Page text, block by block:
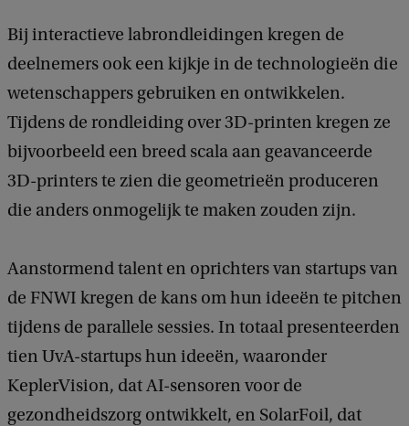
Bij interactieve labrondleidingen kregen de
deelnemers ook een kijkje in de technologieën die
wetenschappers gebruiken en ontwikkelen.
Tijdens de rondleiding over 3D-printen kregen ze
bijvoorbeeld een breed scala aan geavanceerde
3D-printers te zien die geometrieën produceren
die anders onmogelijk te maken zouden zijn.
Aanstormend talent en oprichters van startups van
de FNWI kregen de kans om hun ideeën te pitchen
tijdens de parallele sessies. In totaal presenteerden
tien UvA-startups hun ideeën, waaronder
KeplerVision, dat AI-sensoren voor de
gezondheidszorg ontwikkelt, en SolarFoil, dat